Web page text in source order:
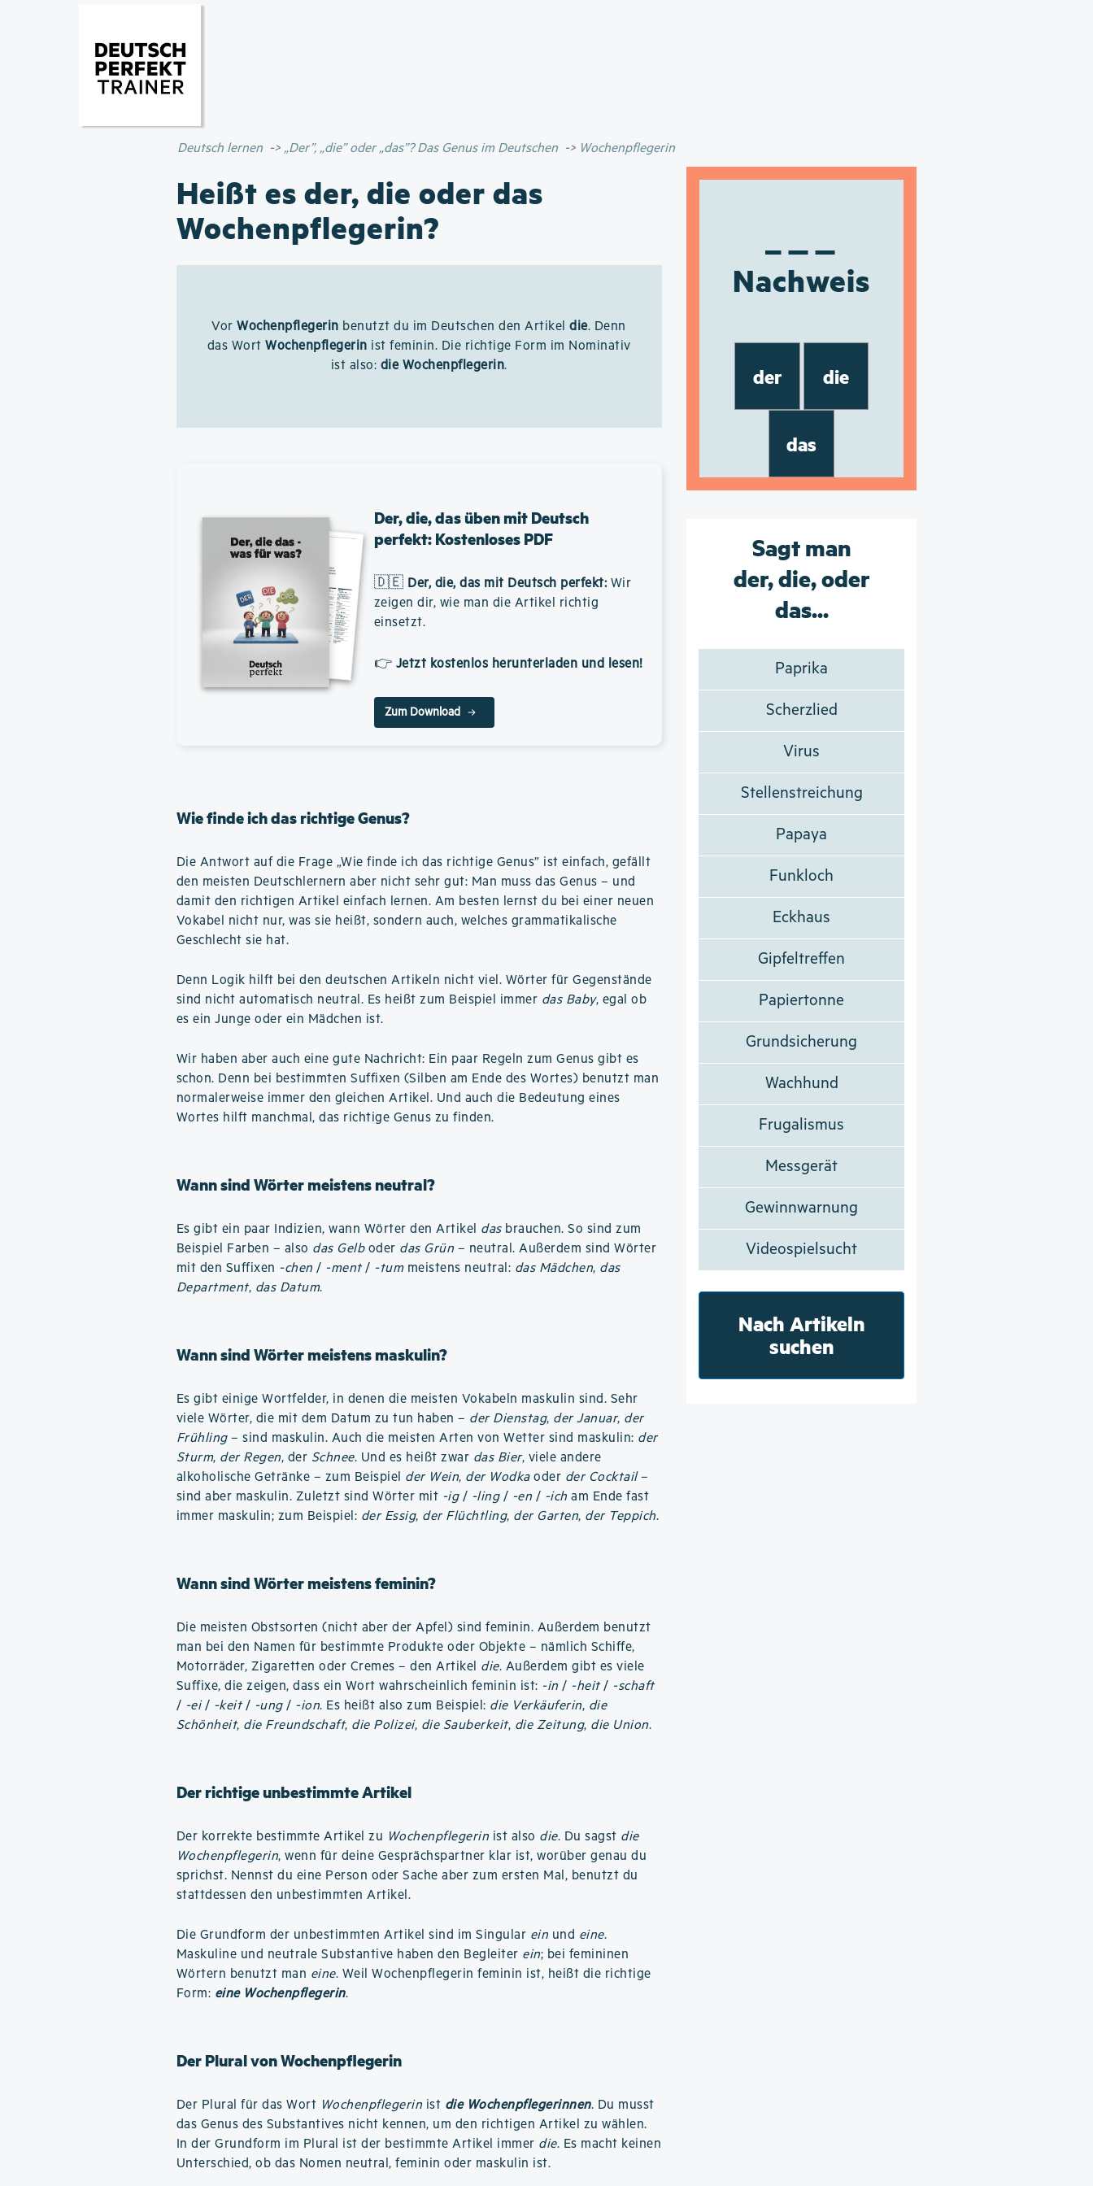
Deutsch lernen „Der”, „die” oder „das”? Das Genus im Deutschen Wochenpflegerin
Heißt es der, die oder das
Wochenpflegerin?
VorWochenpflegerin benutzt du im Deutschen den Artikeldie. Denn
das WortWochenpflegerin ist feminin. Die richtige Form im Nominativ
ist also: die Wochenpflegerin.
Der, die, das üben mit Deutsch
perfekt: Kostenloses PDF
🇩🇪 Der, die, das mit Deutsch perfekt: Wir
zeigen dir, wie man die Artikel richtig
einsetzt.
👉 Jetzt kostenlos herunterladen und lesen!
Zum Download
Wie finde ich das richtige Genus?
Die Antwort auf die Frage „Wie finde ich das richtige Genus” ist einfach, gefällt
den meisten Deutschlernern aber nicht sehr gut: Man muss das Genus – und
damit den richtigen Artikel einfach lernen. Am besten lernst du bei einer neuen
Vokabel nicht nur, was sie heißt, sondern auch, welches grammatikalische
Geschlecht sie hat.
Denn Logik hilft bei den deutschen Artikeln nicht viel. Wörter für Gegenstände
sind nicht automatisch neutral. Es heißt zum Beispiel immer das Baby, egal ob
es ein Junge oder ein Mädchen ist.
Wir haben aber auch eine gute Nachricht: Ein paar Regeln zum Genus gibt es
schon. Denn bei bestimmten Suffixen (Silben am Ende des Wortes) benutzt man
normalerweise immer den gleichen Artikel. Und auch die Bedeutung eines
Wortes hilft manchmal, das richtige Genus zu finden.
Wann sind Wörter meistens neutral?
Es gibt ein paar Indizien, wann Wörter den Artikel dasbrauchen. So sind zum
Beispiel Farben – also das Gelboder das Grün – neutral. Außerdem sind Wörter
mit den Suffixen -chen / -ment/ -tummeistens neutral: das Mädchen, das
Department, das Datum.
Wann sind Wörter meistens maskulin?
Es gibt einige Wortfelder, in denen die meisten Vokabeln maskulin sind. Sehr
viele Wörter, die mit dem Datum zu tun haben – der Dienstag, der Januar, der
Frühling– sind maskulin. Auch die meisten Arten von Wetter sind maskulin: der
Sturm, der Regen, der Schnee. Und es heißt zwar das Bier, viele andere
alkoholische Getränke – zum Beispiel der Wein, der Wodkaoder der Cocktail–
sind aber maskulin. Zuletzt sind Wörter mit -ig/ -ling/ -en / -ich am Ende fast
immer maskulin; zum Beispiel: der Essig, der Flüchtling, der Garten, der Teppich.
Wann sind Wörter meistens feminin?
Die meisten Obstsorten (nicht aber der Apfel) sind feminin. Außerdem benutzt
man bei den Namen für bestimmte Produkte oder Objekte – nämlich Schiffe,
Motorräder, Zigaretten oder Cremes – den Artikel die. Außerdem gibt es viele
Suffixe, die zeigen, dass ein Wort wahrscheinlich feminin ist: -in / -heit/ -schaft
/ -ei/ -keit/ -ung/ -ion. Es heißt also zum Beispiel: die Verkäuferin, die
Schönheit, die Freundschaft, die Polizei, die Sauberkeit, die Zeitung, die Union.
Der richtige unbestimmte Artikel
Der korrekte bestimmte Artikel zu Wochenpflegerin ist also die. Du sagst die
Wochenpflegerin, wenn für deine Gesprächspartner klar ist, worüber genau du
sprichst. Nennst du eine Person oder Sache aber zum ersten Mal, benutzt du
stattdessen den unbestimmten Artikel.
Die Grundform der unbestimmten Artikel sind im Singular ein und eine.
Maskuline und neutrale Substantive haben den Begleiter ein; bei femininen
Wörtern benutzt man eine. Weil Wochenpflegerin feminin ist, heißt die richtige
Form: eine Wochenpflegerin.
Der Plural von Wochenpflegerin
Der Plural für das Wort Wochenpflegerin ist die Wochenpflegerinnen. Du musst
das Genus des Substantives nicht kennen, um den richtigen Artikel zu wählen.
In der Grundform im Plural ist der bestimmte Artikel immer die. Es macht keinen
Unterschied, ob das Nomen neutral, feminin oder maskulin ist.
Nachweis
der die
das
Sagt man
der, die, oder
das...
Paprika
Scherzlied
Virus
Stellenstreichung
Papaya
Funkloch
Eckhaus
Gipfeltreffen
Papiertonne
Grundsicherung
Wachhund
Frugalismus
Messgerät
Gewinnwarnung
Videospielsucht
Nach Artikeln
suchen